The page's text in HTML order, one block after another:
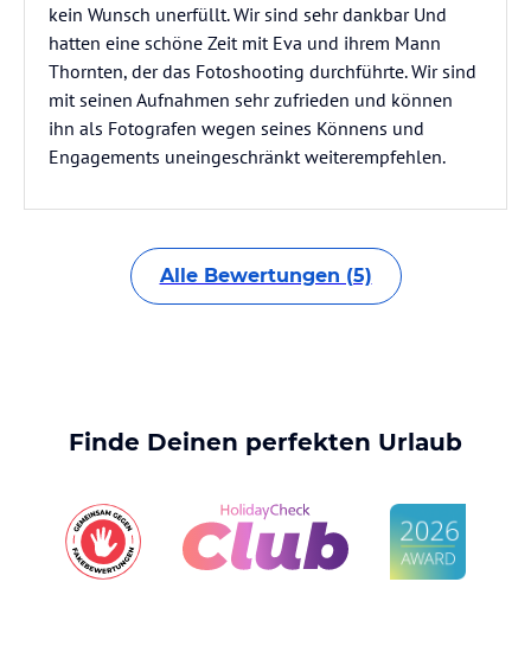
kein Wunsch unerfüllt. Wir sind sehr dankbar Und
hatten eine schöne Zeit mit Eva und ihrem Mann
Thornten, der das Fotoshooting durchführte. Wir sind
mit seinen Aufnahmen sehr zufrieden und können
ihn als Fotografen wegen seines Könnens und
Engagements uneingeschränkt weiterempfehlen.
Alle Bewertungen (5)
Finde Deinen perfekten Urlaub